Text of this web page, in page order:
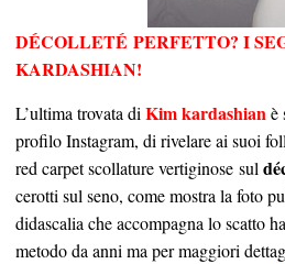
DÉCOLLETÉ PERFETTO? I
KARDASHIAN!
L’ultima trovata diKim kardashianè
profilo Instagram, di rivelare ai suoi
red carpet scollature vertiginose sul
cerotti sul seno, come mostra la foto
didascalia che accompagna lo scatto
metodo da anni ma per maggiori